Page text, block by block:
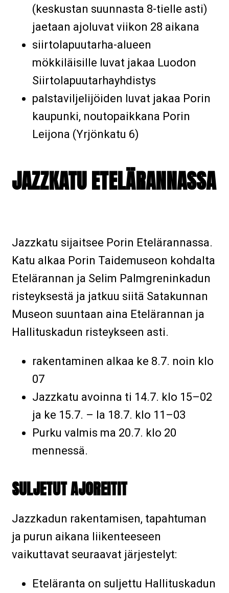
(keskustan suunnasta 8-tielle asti)
jaetaan ajoluvat viikon 28 aikana
siirtolapuutarha-alueen
mökkiläisille luvat jakaa Luodon
Siirtolapuutarhayhdistys
palstaviljelijöiden luvat jakaa Porin
kaupunki, noutopaikkana Porin
Leijona (Yrjönkatu 6)
JAZZKATU ETELÄRANNASSA
Jazzkatu sijaitsee Porin Etelärannassa.
Katu alkaa Porin Taidemuseon kohdalta
Etelärannan ja Selim Palmgreninkadun
risteyksestä ja jatkuu siitä Satakunnan
Museon suuntaan aina Etelärannan ja
Hallituskadun risteykseen asti.
rakentaminen alkaa ke 8.7. noin klo
07
Jazzkatu avoinna ti 14.7. klo 15–02
ja ke 15.7. – la 18.7. klo 11–03
Purku valmis ma 20.7. klo 20
mennessä.
SULJETUT AJOREITIT
Jazzkadun rakentamisen, tapahtuman
ja purun aikana liikenteeseen
vaikuttavat seuraavat järjestelyt:
Eteläranta on suljettu Hallituskadun